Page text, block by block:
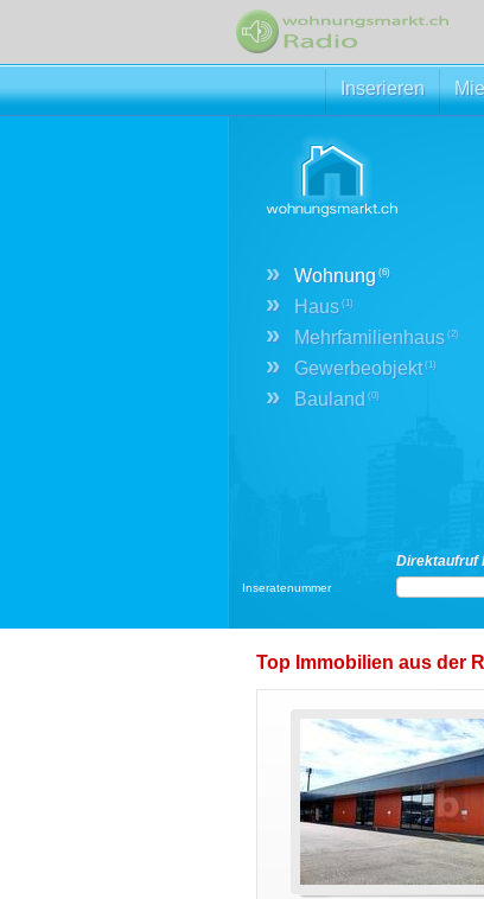
Inserieren
» Wohnung (6)
» Haus (1)
» Mehrfamilienhaus (2)
» Gewerbeobjekt(1)
» Bauland (0)
Direktaufruf
Inseratenummer
Top Immobilien aus der